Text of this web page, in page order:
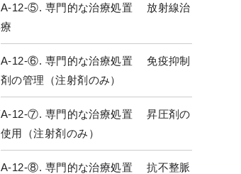
A-12-⑤. 専門的な治療処置 放射線治
療
A-12-⑥. 専門的な治療処置 免疫抑制
剤の管理（注射剤のみ）
A-12-⑦. 専門的な治療処置 昇圧剤の
使用（注射剤のみ）
A-12-⑧. 専門的な治療処置 抗不整脈